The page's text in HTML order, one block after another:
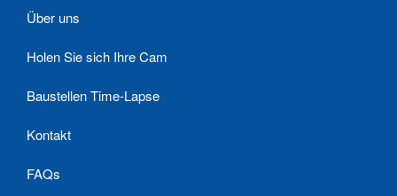
Über uns
Holen Sie sich Ihre Cam
Baustellen Time-Lapse
Kontakt
FAQs